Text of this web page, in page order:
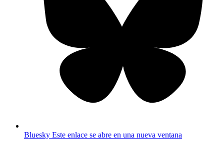
Bluesky Este enlace se abre en una nueva ventana